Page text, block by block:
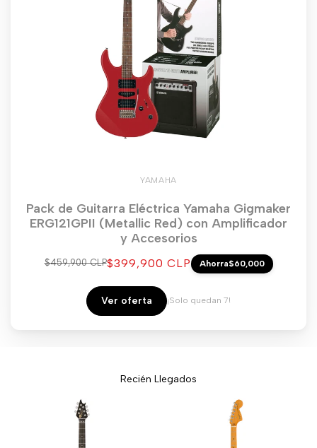
YAMAHA
Pack de Guitarra Eléctrica Yamaha Gigmaker
ERG121GPII (Metallic Red) con Amplificador
y Accesorios
Precio
$459,900 CLPPrecio
venta
$399,900 CLP Ahorra$60,000
Ver oferta ¡Solo quedan 7!
Recién Llegados